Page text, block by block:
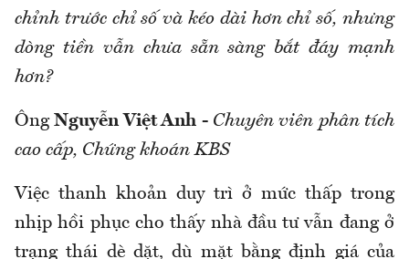
chỉnh trước chỉ số và kéo dài hơn chỉ số, nhưng
dòng tiền vẫn chưa sẵn sàng bắt đáy mạnh
hơn?
ÔngNguyễn Việt Anh - Chuyên viên phân tích
cao cấp, Chứng khoán KBS
Việc thanh khoản duy trì ở mức thấp trong
nhịp hồi phục cho thấy nhà đầu tư vẫn đang ở
trạng thái dè dặt, dù mặt bằng định giá của